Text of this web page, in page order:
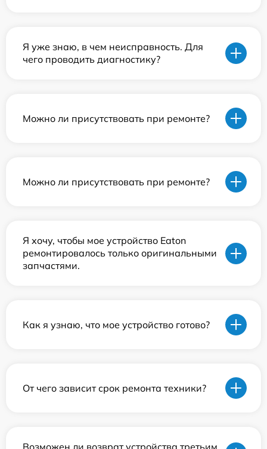
Я уже знаю, в чем неисправность. Для
чего проводить диагностику?
Можно ли присутствовать при ремонте?
Можно ли присутствовать при ремонте?
Я хочу, чтобы мое устройство Eaton
ремонтировалось только оригинальными
запчастями.
Как я узнаю, что мое устройство готово?
От чего зависит срок ремонта техники?
Возможен ли возврат устройства третьим